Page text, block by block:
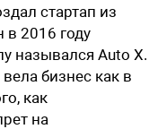
стартап из
2016 году
назывался Auto X.
бизнес как в
как
на